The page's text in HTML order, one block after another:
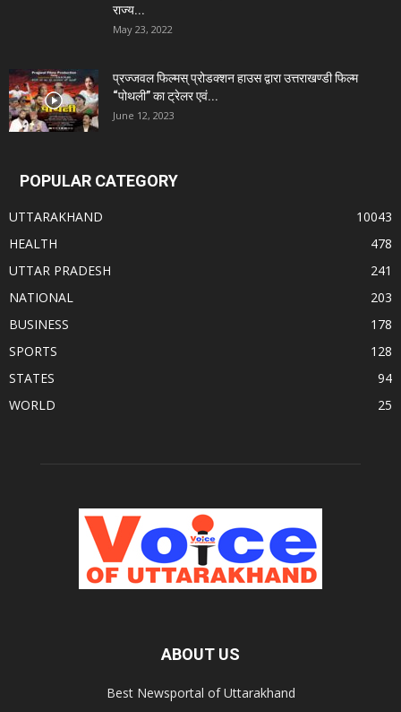
राज्य...
May 23, 2022
प्रज्जवल फिल्मस् प्रोडक्शन हाउस द्वारा उत्तराखण्डी फिल्म
“पोथली” का ट्रेलर एवं...
June 12, 2023
POPULAR CATEGORY
UTTARAKHAND
10043
HEALTH
478
UTTAR PRADESH
241
NATIONAL
203
BUSINESS
178
SPORTS
128
STATES
94
WORLD
25
ABOUT US
Best Newsportal of Uttarakhand